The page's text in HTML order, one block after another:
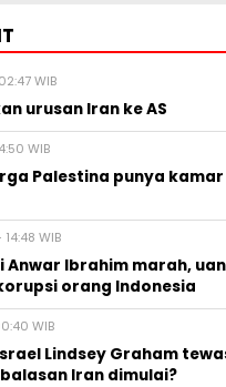
WIB
urusan Iran ke AS
WIB
Palestina punya
WIB
Anwar Ibrahim marah,
orang Indonesia
WIB
Lindsey Graham
Iran dimulai?